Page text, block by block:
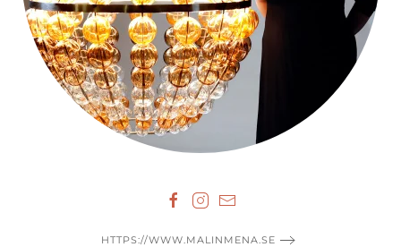
HTTPS://WWW.MALINMENA.SE